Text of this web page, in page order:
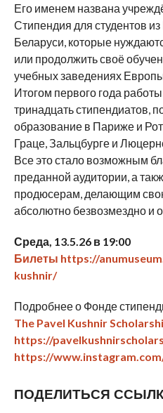
Его именем названа
Стипендия для студентов
Беларуси, которые
или продолжить своё
учебных заведениях
Итогом первого года
тринадцать стипендиатов,
образование в Париже и
Граце, Зальцбурге и
Все это стало возможным
преданной аудитории, а
продюсерам, делающим
абсолютно безвозмездно и
Среда, 13.5.26 в 19:00
Билеты https://
kushnir/
Подробнее о Фонде
The Pavel Kushnir
https://
https://
ПОДЕЛИТЬСЯ